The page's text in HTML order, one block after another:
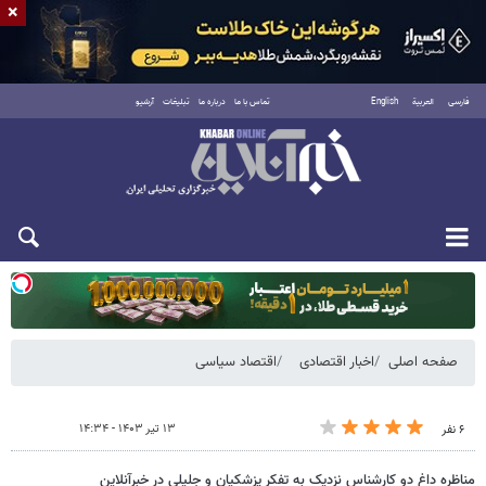
فارسی العربية English تماس با ما درباره ما تبلیغات آرشیو
دوشنبه ۱۹ مرداد ۱۴۰۵
صفحه اصلی اخبار اقتصادی اقتصاد سیاسی
۶ نفر ۱۳ تیر ۱۴۰۳ - ۱۴:۳۴
مناظره داغ دو کارشناس نزدیک به تفکر پزشکیان و جلیلی در خبرآنلاین
×